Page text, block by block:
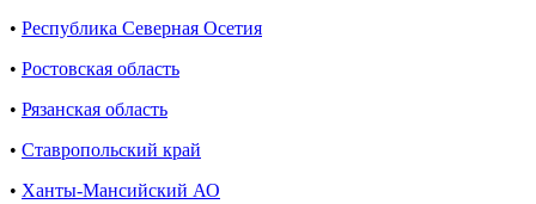
• Республика Северная Осетия
• Ростовская область
• Рязанская область
• Ставропольский край
• Ханты-Мансийский АО